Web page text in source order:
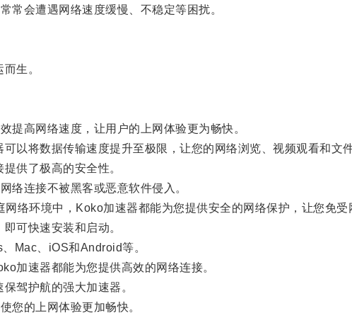
会遭遇网络速度缓慢、不稳定等困扰。
生。
高网络速度，让用户的上网体验更为畅快。
将数据传输速度提升至极限，让您的网络浏览、视频观看和文件
供了极高的安全性。
连接不被黑客或恶意软件侵入。
环境中，Koko加速器都能为您提供安全的网络保护，让您免受
可快速安装和启动。
Mac、iOS和Android等。
速器都能为您提供高效的网络连接。
驾护航的强大加速器。
的上网体验更加畅快。